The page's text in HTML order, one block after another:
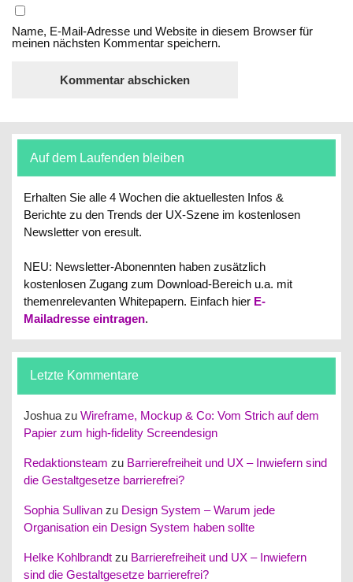
Name, E-Mail-Adresse und Website in diesem Browser für
meinen nächsten Kommentar speichern.
Auf dem Laufenden bleiben
Erhalten Sie alle 4 Wochen die aktuellesten Infos &
Berichte zu den Trends der UX-Szene im kostenlosen
Newsletter von eresult.
NEU: Newsletter-Abonennten haben zusätzlich
kostenlosen Zugang zum Download-Bereich u.a. mit
themenrelevanten Whitepapern. Einfach hier E-
Mailadresse eintragen.
Letzte Kommentare
Joshua zuWireframe, Mockup & Co: Vom Strich auf dem
Papier zum high-fidelity Screendesign
Redaktionsteam zu Barrierefreiheit und UX – Inwiefern sind
die Gestaltgesetze barrierefrei?
Sophia Sullivan zu Design System – Warum jede
Organisation ein Design System haben sollte
Helke Kohlbrandt zu Barrierefreiheit und UX – Inwiefern
sind die Gestaltgesetze barrierefrei?